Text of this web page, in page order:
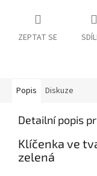
ZEPTAT SE
Popis Diskuze
Detailní popis
Klíčenka ve
zelená